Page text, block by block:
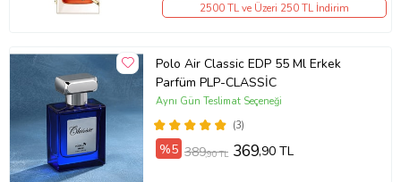
2500 TL ve Üzeri 250 TL İndirim
Polo Air Classic EDP 55 Ml Erkek
Parfüm PLP-CLASSİC
(3)
Aynı Gün Teslimat Seçeneği
%5 389,90 TL 369,90 TL